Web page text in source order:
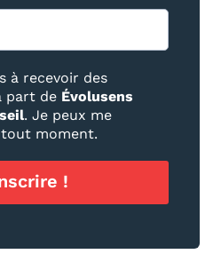
à recevoir des
part de Évolusens
. Je peux me
moment.
!